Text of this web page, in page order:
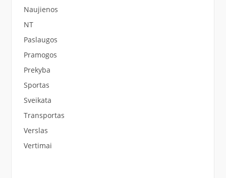
Naujienos
NT
Paslaugos
Pramogos
Prekyba
Sportas
Sveikata
Transportas
Verslas
Vertimai